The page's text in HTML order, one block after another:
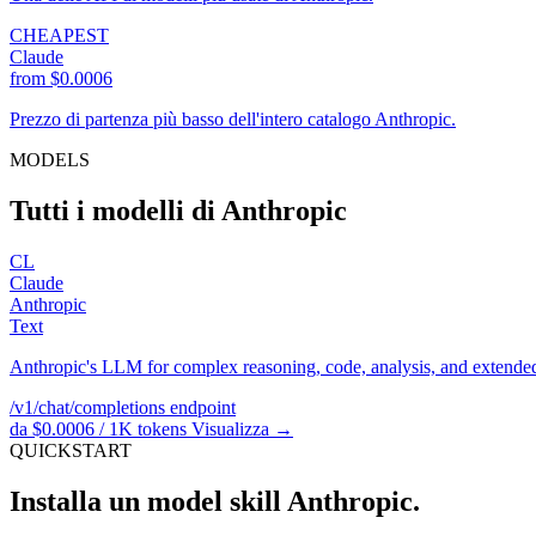
CHEAPEST
Claude
from $0.0006
Prezzo di partenza più basso dell'intero catalogo Anthropic.
MODELS
Tutti i modelli di Anthropic
CL
Claude
Anthropic
Text
Anthropic's LLM for complex reasoning, code, analysis, and
/v1/chat/completions endpoint
da $0.0006 / 1K tokens Visualizza →
QUICKSTART
Installa un model skill Anthropic.